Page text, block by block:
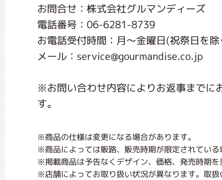
お問合せ：株式会社グルマンディーズ
電話番号：06-6281-8739
お電話受付時間：月〜金曜日(祝祭日を
メール：service@gourmandise.co.jp
※お問い合わせ内容によりお返事までに
す。
※商品の仕様は変更になる場合があります。
※商品によっては販路、販売時期が限定されてい
※掲載商品は予告なくデザイン、価格、発売時期
※店舗によってお取り扱い状況が異なります。取
くまのがっこう 家庭科部